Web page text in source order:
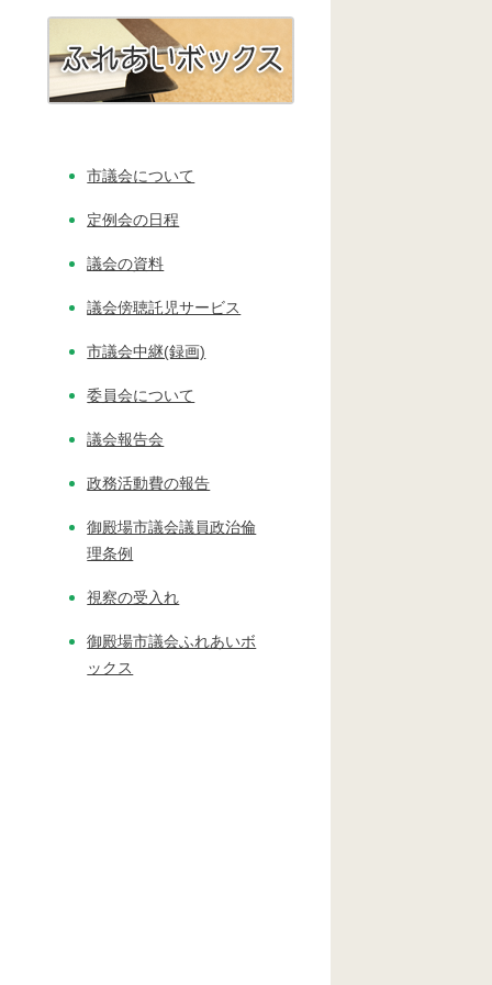
市議会について
定例会の日程
議会の資料
議会傍聴託児サービス
市議会中継(録画)
委員会について
議会報告会
政務活動費の報告
御殿場市議会議員政治倫
理条例
視察の受入れ
御殿場市議会ふれあいボ
ックス